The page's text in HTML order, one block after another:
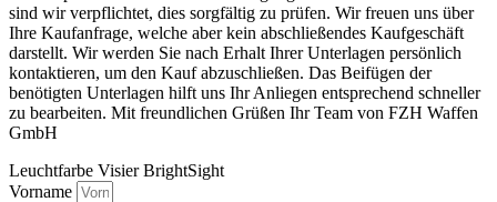
sind wir verpflichtet, dies sorgfältig zu prüfen. Wir freuen uns über
Ihre Kaufanfrage, welche aber kein abschließendes Kaufgeschäft
darstellt. Wir werden Sie nach Erhalt Ihrer Unterlagen persönlich
kontaktieren, um den Kauf abzuschließen. Das Beifügen der
benötigten Unterlagen hilft uns Ihr Anliegen entsprechend schneller
zu bearbeiten. Mit freundlichen Grüßen Ihr Team von FZH Waffen
GmbH
Leuchtfarbe Visier BrightSight
Vorname